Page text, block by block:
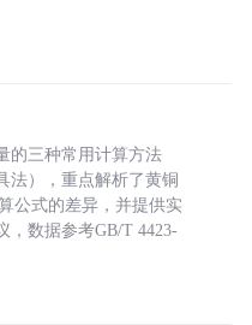
的三种常用计算方法
法），重点解析了黄铜
公式的差异，并提供实
，数据参考GB/T 4423-